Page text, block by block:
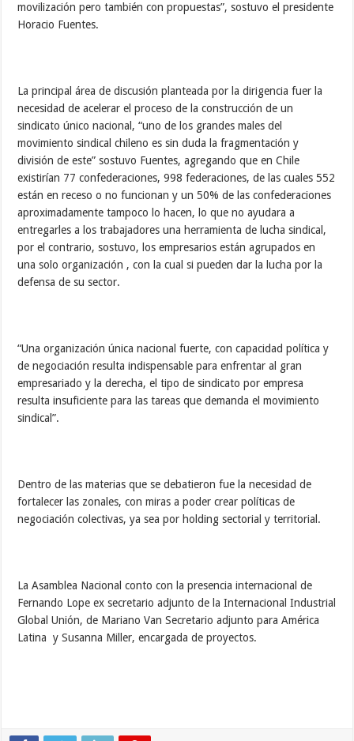
movilización pero también con propuestas”, sostuvo el presidente
Horacio Fuentes.
La principal área de discusión planteada por la dirigencia fuer la
necesidad de acelerar el proceso de la construcción de un
sindicato único nacional, “uno de los grandes males del
movimiento sindical chileno es sin duda la fragmentación y
división de este” sostuvo Fuentes, agregando que en Chile
existirían 77 confederaciones, 998 federaciones, de las cuales 552
están en receso o no funcionan y un 50% de las confederaciones
aproximadamente tampoco lo hacen, lo que no ayudara a
entregarles a los trabajadores una herramienta de lucha sindical,
por el contrario, sostuvo, los empresarios están agrupados en
una solo organización , con la cual si pueden dar la lucha por la
defensa de su sector.
“Una organización única nacional fuerte, con capacidad política y
de negociación resulta indispensable para enfrentar al gran
empresariado y la derecha, el tipo de sindicato por empresa
resulta insuficiente para las tareas que demanda el movimiento
sindical”.
Dentro de las materias que se debatieron fue la necesidad de
fortalecer las zonales, con miras a poder crear políticas de
negociación colectivas, ya sea por holding sectorial y territorial.
La Asamblea Nacional conto con la presencia internacional de
Fernando Lope ex secretario adjunto de la Internacional Industrial
Global Unión, de Mariano Van Secretario adjunto para América
Latina y Susanna Miller, encargada de proyectos.